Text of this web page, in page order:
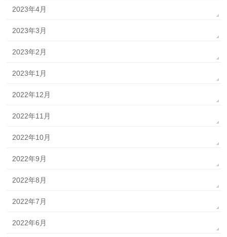
2023年4月
2023年3月
2023年2月
2023年1月
2022年12月
2022年11月
2022年10月
2022年9月
2022年8月
2022年7月
2022年6月